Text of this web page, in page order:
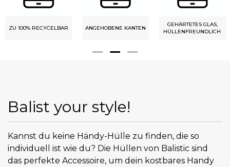
ZU 100% RECYCELBAR ANGEHOBENE KANTEN
GEHÄRTETES GLAS,
HÜLLENFREUNDLICH
Balist your style!
Kannst du keine Händy-Hülle zu finden, die so
individuell ist wie du? Die Hüllen von Balistic sind
das perfekte Accessoire, um dein kostbares Handy